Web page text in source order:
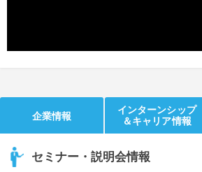
企業情報
インターンシップ
＆キャリア情報
セミナー・説明会情報